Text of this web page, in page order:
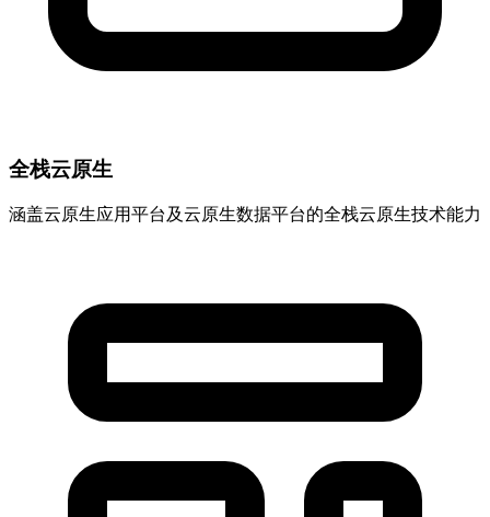
全栈云原生
涵盖云原生应用平台及云原生数据平台的全栈云原生技术能力